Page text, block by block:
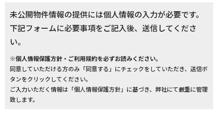
未公開物件情報の提供には個人情報の入力が必要です。
下記フォームに必要事項をご記入後、送信してくださ
い。
※個人情報保護方針・ご利用規約を必ずお読みください。
同意していただける方のみ「同意する」にチェックをしていただき、送信ボ
タンをクリックしてください。
ご入力いただく情報は「個人情報保護方針」に基づき、弊社にて厳重に管理
致します。